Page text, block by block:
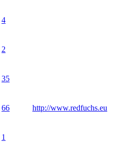
4
2
35
66 http://www.redfuchs.eu
1